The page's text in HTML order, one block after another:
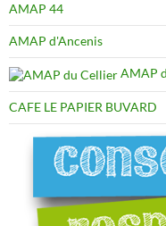
AMAP 44
AMAP d'Ancenis
AMAP
CAFE LE PAPIER BUVARD